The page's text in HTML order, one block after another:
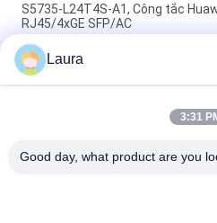
S5735-L24T4S-A1, Công tắc
RJ45/4xGE SFP/AC
CE6863E-48S6CQ Huawei
* 100G QSFP28, 2 * Cung cấp điện
cổng
Công tắc CE6881-48S6CQ
Laura
3:31
Good day, what product are you